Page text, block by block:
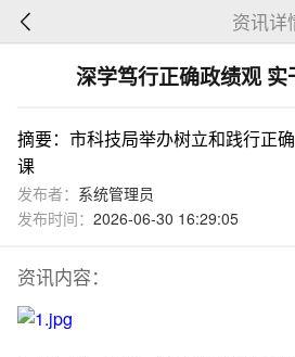
资讯详
深学笃行正确政绩观 实
摘要：市科技局举办树立和践行正
课
发布者： 系统管理员
发布时间： 2026-06-30 16:29:05
资讯内容：